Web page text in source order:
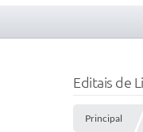
Editais de
Principal